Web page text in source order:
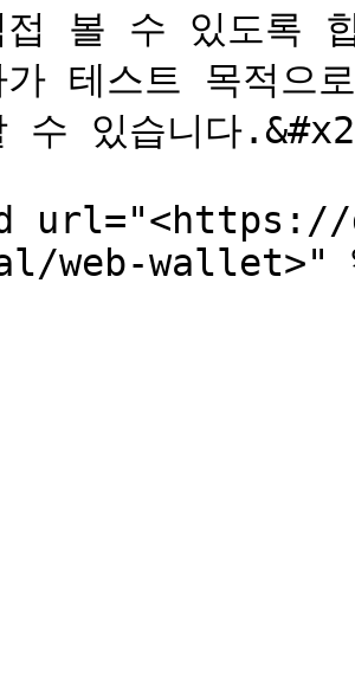
접 볼 수 있도록
테스트 목적으
수 있습니다